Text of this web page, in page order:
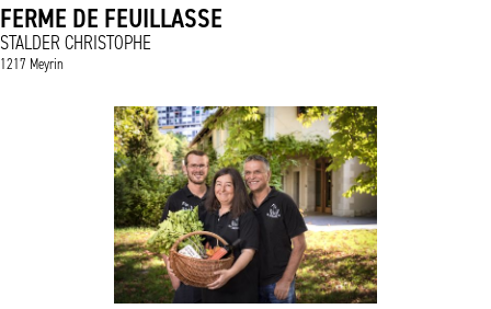
FERME DE FEUILLASSE
STALDER CHRISTOPHE
1217 Meyrin